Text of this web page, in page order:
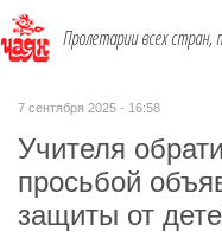
Пролетарии всех
7 сентября 2025 - 16:58
Учителя
просьбой
защиты от